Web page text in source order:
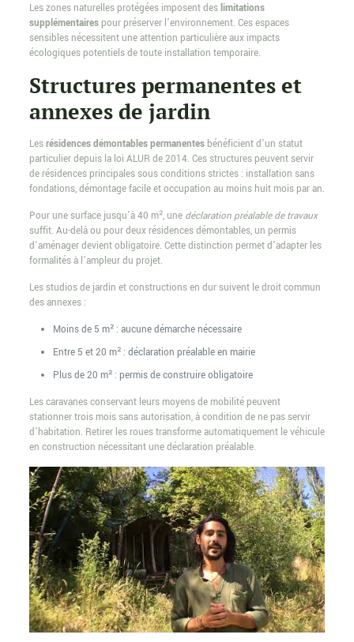
Les zones naturelles protégées imposent deslimitations
supplémentairespour préserver l’environnement. Ces espaces
sensibles nécessitent une attention particulière aux impacts
écologiques potentiels de toute installation temporaire.
Structures permanentes et
annexes de jardin
Lesrésidences démontables permanentesbénéficient d’un statut
particulier depuis la loi ALUR de 2014. Ces structures peuvent servir
de résidences principales sous conditions strictes : installation sans
fondations, démontage facile et occupation au moins huit mois par an.
Pour une surface jusqu’à 40 m², une déclaration préalable de travaux
suffit. Au-delà ou pour deux résidences démontables, un permis
d’aménager devient obligatoire. Cette distinction permet d’adapter les
formalités à l’ampleur du projet.
Les studios de jardin et constructions en dur suivent le droit commun
des annexes :
Moins de 5 m² : aucune démarche nécessaire
Entre 5 et 20 m² : déclaration préalable en mairie
Plus de 20 m² : permis de construire obligatoire
Les caravanes conservant leurs moyens de mobilité peuvent
stationner trois mois sans autorisation, à condition de ne pas servir
d’habitation. Retirer les roues transforme automatiquement le véhicule
en construction nécessitant une déclaration préalable.